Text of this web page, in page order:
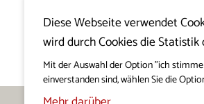
Diese Webseite verwendet
wird durch Cookies die
Mit der Auswahl der Option "ich
einverstanden sind, wählen Sie die